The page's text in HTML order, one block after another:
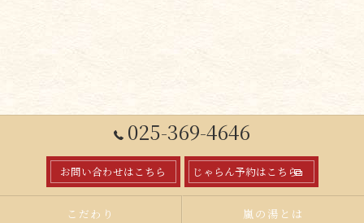
025-369-4646
お問い合わせはこちら じゃらん予約はこちら
こだわり 嵐の湯とは